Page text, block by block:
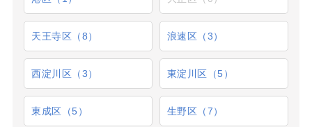
天王寺区（8） 浪速区（3）
西淀川区（3） 東淀川区（5）
東成区（5） 生野区（7）